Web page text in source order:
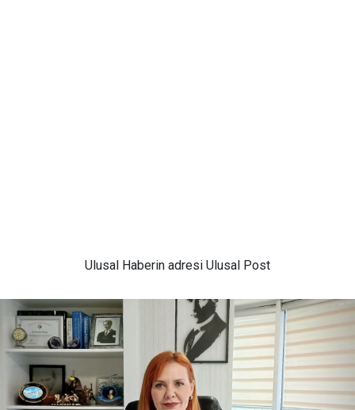
Ulusal Haberin adresi Ulusal Post